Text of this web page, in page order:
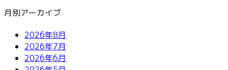
月別アーカイブ
2026年8月
2026年7月
2026年6月